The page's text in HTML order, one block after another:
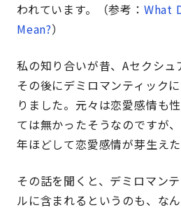
われています。（参考： What
Mean?）
私の知り合いが昔、Aセクシュ
その後にデミロマンティック
りました。元々は恋愛感情も
ては無かったそうなのですが
年ほどして恋愛感情が芽生えた
その話を聞くと、デミロマン
ルに含まれるというのも、な